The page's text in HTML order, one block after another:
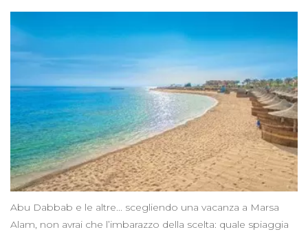
Abu Dabbab e le altre... scegliendo una vacanza a Marsa
Alam, non avrai che l’imbarazzo della scelta: quale spiaggia